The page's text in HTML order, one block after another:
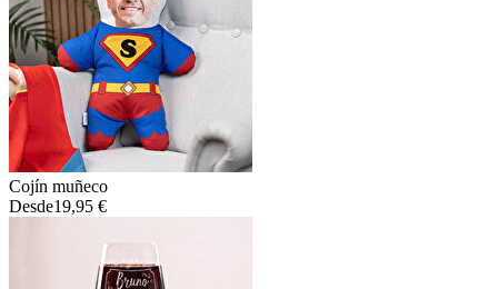
Cojín muñeco
Desde19,95 €